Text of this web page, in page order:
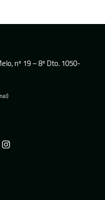
nº 19 – 8º Dto. 1050-